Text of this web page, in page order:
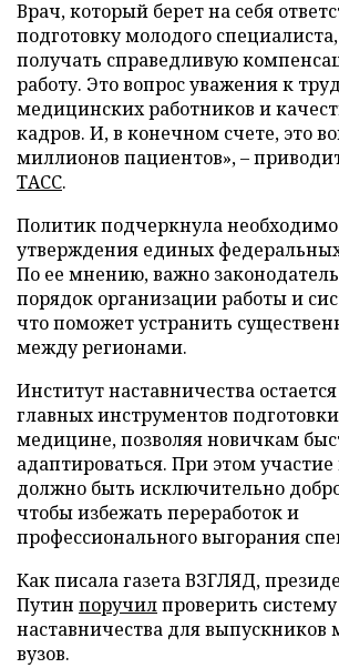
Врач, который берет на себя
подготовку молодого
получать справедливую
работу. Это вопрос уважения к
медицинских работников и
кадров. И, в конечном счете, это
миллионов пациентов», –
ТАСС.
Политик подчеркнула
утверждения единых
По ее мнению, важно
порядок организации работы и
что поможет устранить
между регионами.
Институт наставничества
главных инструментов
медицине, позволяя новичкам
адаптироваться. При этом
должно быть исключительно
чтобы избежать переработок и
профессионального выгорания
Как писала газета ВЗГЛЯД,
Путин поручилпроверить систему
наставничества для
вузов.